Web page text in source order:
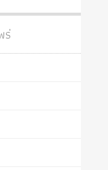
าติ
าธิปไตย
ธรรมชาติ
ร่